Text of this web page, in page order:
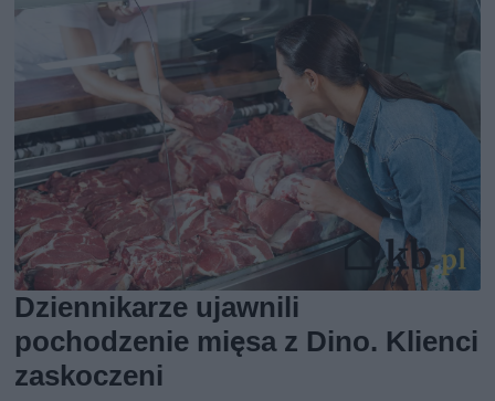
Dziennikarze ujawnili
pochodzenie mięsa z Dino. Klienci
zaskoczeni